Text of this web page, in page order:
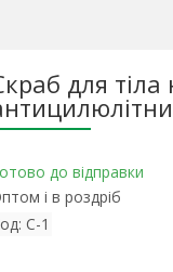
для
до відправки
і в роздріб
С-1